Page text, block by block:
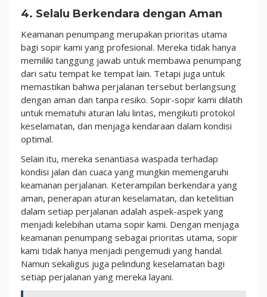
4. Selalu Berkendara dengan Aman
Keamanan penumpang merupakan prioritas utama
bagi sopir kami yang profesional. Mereka tidak hanya
memiliki tanggung jawab untuk membawa penumpang
dari satu tempat ke tempat lain. Tetapi juga untuk
memastikan bahwa perjalanan tersebut berlangsung
dengan aman dan tanpa resiko. Sopir-sopir kami dilatih
untuk mematuhi aturan lalu lintas, mengikuti protokol
keselamatan, dan menjaga kendaraan dalam kondisi
optimal.
Selain itu, mereka senantiasa waspada terhadap
kondisi jalan dan cuaca yang mungkin memengaruhi
keamanan perjalanan. Keterampilan berkendara yang
aman, penerapan aturan keselamatan, dan ketelitian
dalam setiap perjalanan adalah aspek-aspek yang
menjadi kelebihan utama sopir kami. Dengan menjaga
keamanan penumpang sebagai prioritas utama, sopir
kami tidak hanya menjadi pengemudi yang handal.
Namun sekaligus juga pelindung keselamatan bagi
setiap perjalanan yang mereka layani.